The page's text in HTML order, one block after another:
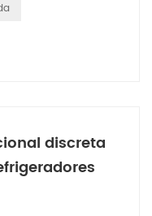
discreta